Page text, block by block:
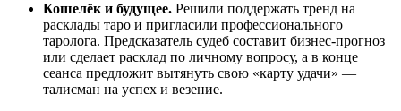
Кошелёк и будущее. Решили поддержать тренд на
расклады таро и пригласили профессионального
таролога. Предсказатель судеб составит бизнес-прогноз
или сделает расклад по личному вопросу, а в конце
сеанса предложит вытянуть свою «карту удачи» —
талисман на успех и везение.